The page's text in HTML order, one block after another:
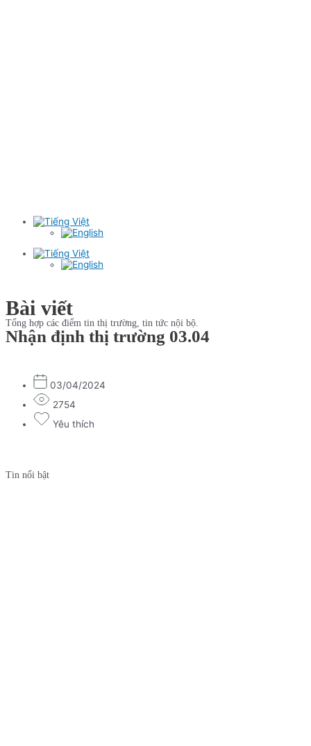
Bài viết
Tổng hợp các điểm tin thị trường, tin tức nội bộ.
Nhận định thị trường 03.04
03/04/2024
2754
Yêu thích
Tin nổi bật